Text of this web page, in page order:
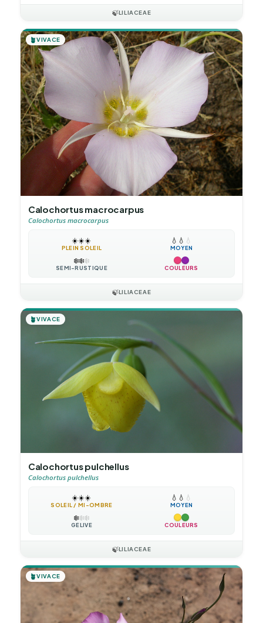
🍃LILIACEAE
🪴VIVACE
Calochortus macrocarpus
Calochortus macrocarpus
☀️☀️☀️
PLEIN SOLEIL
💧 💧 💧
MOYEN
❄️❄️❄️
SEMI-RUSTIQUE COULEURS
🍃LILIACEAE
🪴VIVACE
Calochortus pulchellus
Calochortus pulchellus
☀️☀️☀️
SOLEIL / MI-OMBRE
💧 💧 💧
MOYEN
❄️❄️❄️
GÉLIVE COULEURS
🍃LILIACEAE
🪴VIVACE